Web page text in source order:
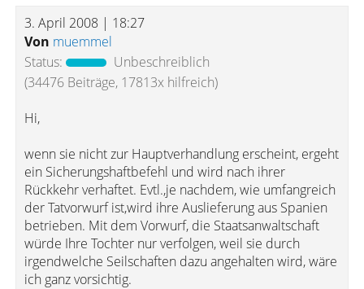
3. April 2008 | 18:27
Von muemmel
Status:
Unbeschreiblich
(34476 Beiträge, 17813x hilfreich)
Hi,
wenn sie nicht zur Hauptverhandlung erscheint, ergeht
ein Sicherungshaftbefehl und wird nach ihrer
Rückkehr verhaftet. Evtl.,je nachdem, wie umfangreich
der Tatvorwurf ist,wird ihre Auslieferung aus Spanien
betrieben. Mit dem Vorwurf, die Staatsanwaltschaft
würde Ihre Tochter nur verfolgen, weil sie durch
irgendwelche Seilschaften dazu angehalten wird, wäre
ich ganz vorsichtig.